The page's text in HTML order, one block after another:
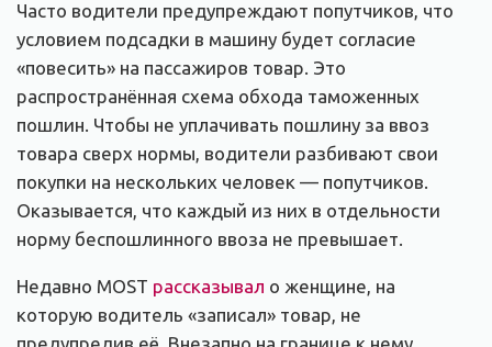
Часто водители предупреждают попутчиков, что
условием подсадки в машину будет согласие
«повесить» на пассажиров товар. Это
распространённая схема обхода таможенных
пошлин. Чтобы не уплачивать пошлину за ввоз
товара сверх нормы, водители разбивают свои
покупки на нескольких человек — попутчиков.
Оказывается, что каждый из них в отдельности
норму беспошлинного ввоза не превышает.
Недавно MOST рассказывал о женщине, на
которую водитель «записал» товар, не
предупредив её. Внезапно на границе к нему